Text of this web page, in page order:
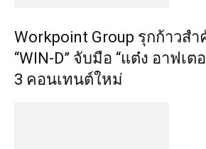
Workpoint Group รุกก้าวส
“WIN-D” จับมือ “แต๋ง อาฟเต
3 คอนเทนต์ใหม่